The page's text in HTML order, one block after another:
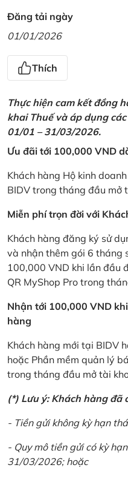
Đăng tải ngày
01/01/2026
Thích
Thực hiện cam kết đồng
khai Thuế và áp dụng
01/01 – 31/03/2026.
Ưu đãi tới 100,000 VND
Khách hàng Hộ kinh
BIDV trong tháng đầu mở
Miễn phí trọn đời với
Khách hàng đăng ký sử
và nhận thêm gói 6 tháng
100,000 VND khi lần đầu
QR MyShop Pro trong
Nhận tới 100,000 VND
hàng
Khách hàng mới tại BIDV
hoặc Phần mềm quản lý
trong tháng đầu mở tài
(*) Lưu ý: Khách hàng đã
- Tiền gửi không kỳ hạn
- Quy mô tiền gửi có kỳ
31/03/2026; hoặc